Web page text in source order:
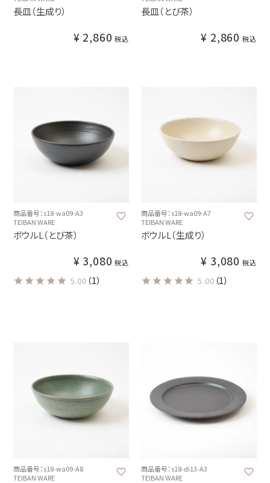
長皿（生成り）
¥ 2,860 税込
長皿（とび茶）
¥ 2,860 税込
商品番号：s18-wa09-A3
TEIBAN WARE
ボウルL（とび茶）
¥ 3,080 税込
5.00 （1）
商品番号：s18-wa09-A7
TEIBAN WARE
ボウルL（生成り）
¥ 3,080 税込
5.00 （1）
商品番号：s18-wa09-A8
TEIBAN WARE
商品番号：s18-di13-A3
TEIBAN WARE